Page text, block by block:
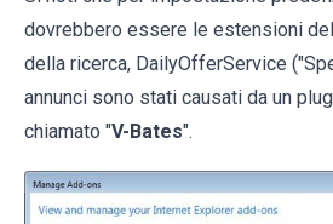
dovrebbero essere le estensioni
della ricerca, DailyOfferService
annunci sono stati causati da un
chiamato "V-Bates".